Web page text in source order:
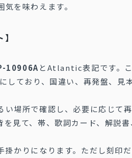
を味わえます。
10906A とAtlantic表記です。
しており、国違い、再発盤、見
い場所で確認し、必要に応じて
見て、帯、歌詞カード、解説
かりになります。ただし刻印